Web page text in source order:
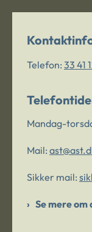
Telefon: 33 41
Mandag-
Mail:
Sikker mail:
Se mere